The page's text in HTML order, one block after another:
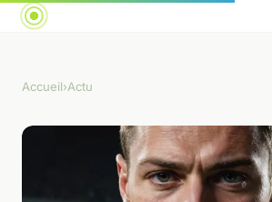
Accueil›Actu